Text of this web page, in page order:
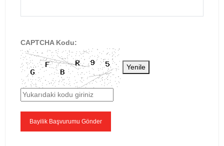
CAPTCHA Kodu:
Yenile
Bayilik Başvurumu Gönder